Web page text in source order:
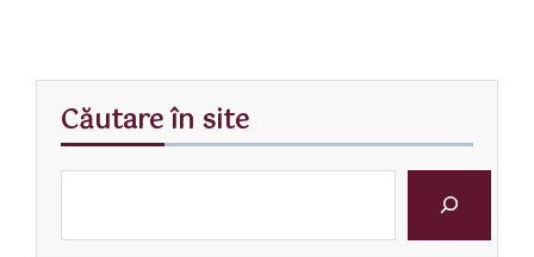
Căutare în site